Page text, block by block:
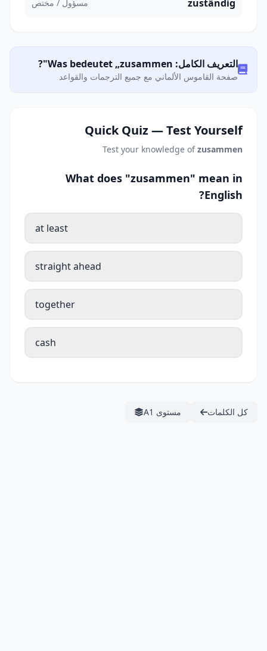
zuständig مسؤول / مختص
التعريف الكامل: Was bedeutet „zusammen"?
صفحة القاموس الألماني مع جميع الترجمات والقواعد
Quick Quiz — Test Yourself
Test your knowledge ofzusammen
What does "zusammen" mean in
English?
at least
straight ahead
together
cash
كل الكلمات مستوى A1